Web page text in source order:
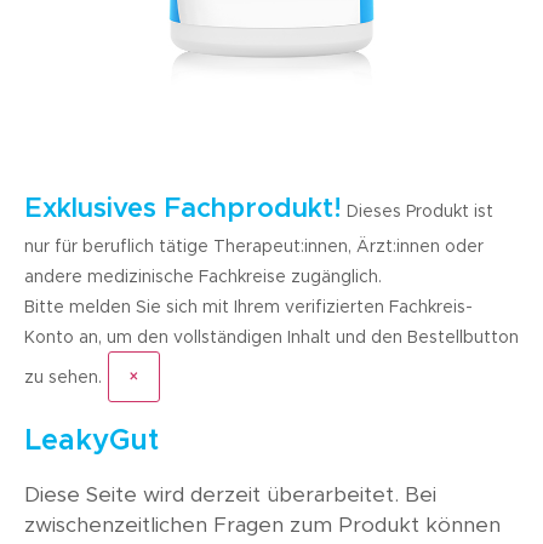
Therapeutenfinder
Exklusives Fachprodukt! Dieses Produkt ist
nur für beruflich tätige Therapeut:innen, Ärzt:innen oder
andere medizinische Fachkreise zugänglich.
Bitte melden Sie sich mit Ihrem verifizierten Fachkreis-
Konto an, um den vollständigen Inhalt und den Bestellbutton
zu sehen. ×
LeakyGut
Diese Seite wird derzeit überarbeitet. Bei
zwischenzeitlichen Fragen zum Produkt können